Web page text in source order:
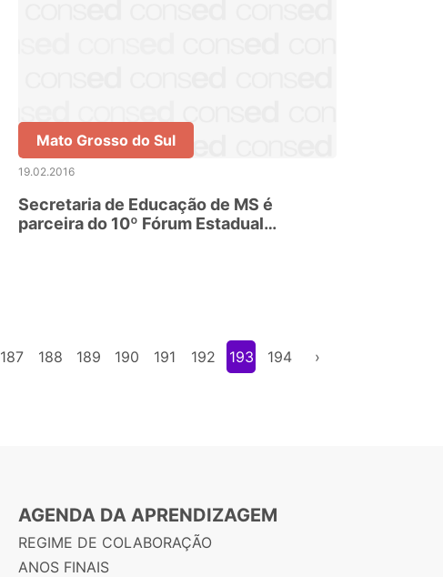
Mato Grosso do Sul
19.02.2016
Secretaria de Educação de MS é
parceira do 10º Fórum Estadual
187 188 189 190 191 192 193 194 ›
AGENDA DA APRENDIZAGEM
REGIME DE COLABORAÇÃO
ANOS FINAIS